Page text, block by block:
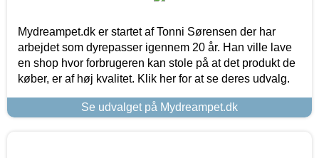
Mydreampet.dk er startet af Tonni Sørensen der har
arbejdet som dyrepasser igennem 20 år. Han ville lave
en shop hvor forbrugeren kan stole på at det produkt de
køber, er af høj kvalitet. Klik her for at se deres udvalg.
Se udvalget på Mydreampet.dk